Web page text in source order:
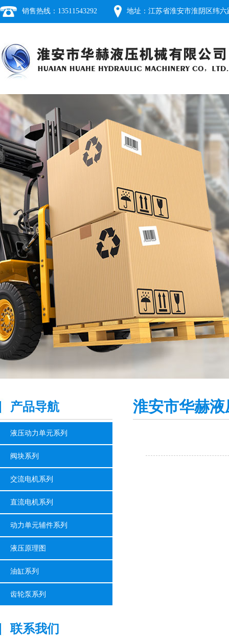
销售热线：13511543292 地址：江苏省淮安市淮阴区纬六
产品导航
液压动力单元系列
阀块系列
交流电机系列
直流电机系列
动力单元辅件系列
液压原理图
油缸系列
齿轮泵系列
联系我们
淮安市华赫